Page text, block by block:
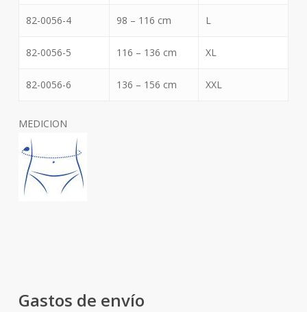
82-0056-4 98 – 116 cm L
82-0056-5 116 – 136 cm XL
82-0056-6 136 – 156 cm XXL
MEDICION
Gastos de envío